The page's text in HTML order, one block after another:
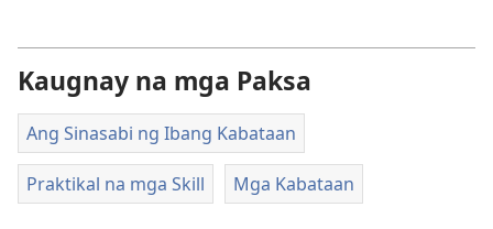
Kaugnay na mga Paksa
Ang Sinasabi ng Ibang Kabataan
Praktikal na mga Skill Mga Kabataan